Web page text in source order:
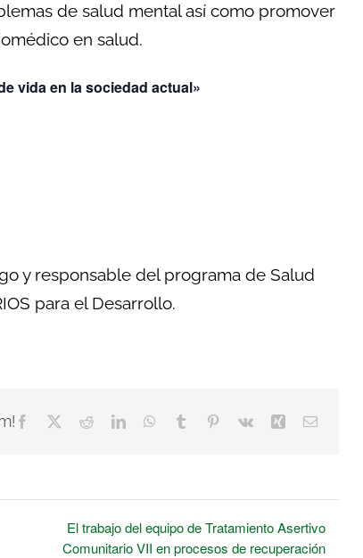
de salud mental así como promover
en salud.
vida en la sociedad actual»
y responsable del programa de Salud
para el Desarrollo.
Facebook RedditLinkedInWhatsApp
Tumblr Pinterest
Vk Xing Correo
El trabajo del equipo de Tratamiento Asertivo
Comunitario VII en procesos de recuperación